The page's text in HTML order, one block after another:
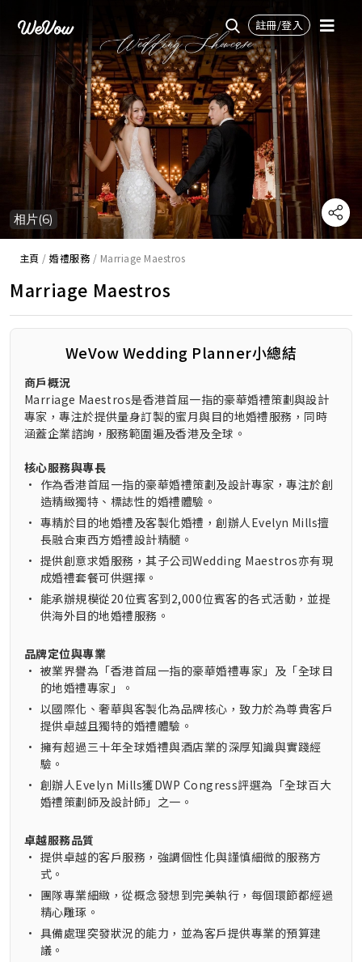
註冊/登入
相片(6)
主頁 /婚禮服務 / Marriage Maestros
Marriage Maestros
WeVow Wedding Planner小總結
商戶概況
Marriage Maestros是香港首屈一指的豪華婚禮策劃與設計
專家，專注於提供量身訂製的蜜月與目的地婚禮服務，同時
涵蓋企業諮詢，服務範圍遍及香港及全球。
核心服務與專長
• 作為香港首屈一指的豪華婚禮策劃及設計專家，專注於創
造精緻獨特、標誌性的婚禮體驗。
• 專精於目的地婚禮及客製化婚禮，創辦人Evelyn Mills擅
長融合東西方婚禮設計精髓。
• 提供創意求婚服務，其子公司Wedding Maestros亦有現
成婚禮套餐可供選擇。
• 能承辦規模從20位賓客到2,000位賓客的各式活動，並提
供海外目的地婚禮服務。
品牌定位與專業
• 被業界譽為「香港首屈一指的豪華婚禮專家」及「全球目
的地婚禮專家」。
• 以國際化、奢華與客製化為品牌核心，致力於為尊貴客戶
提供卓越且獨特的婚禮體驗。
• 擁有超過三十年全球婚禮與酒店業的深厚知識與實踐經
驗。
• 創辦人Evelyn Mills獲DWP Congress評選為「全球百大
婚禮策劃師及設計師」之一。
卓越服務品質
• 提供卓越的客戶服務，強調個性化與謹慎細微的服務方
式。
• 團隊專業細緻，從概念發想到完美執行，每個環節都經過
精心雕琢。
• 具備處理突發狀況的能力，並為客戶提供專業的預算建
議。